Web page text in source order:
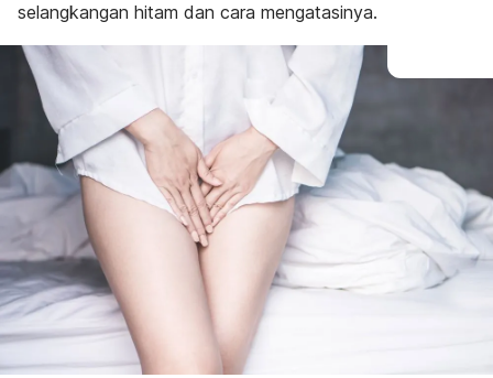
selangkangan hitam dan cara mengatasinya.